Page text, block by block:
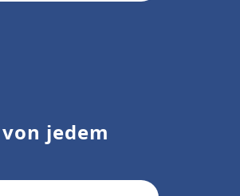
jedem